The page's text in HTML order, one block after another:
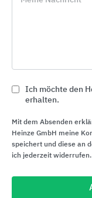
Wasserdampf
optimiert an die
so für ein
Maxit pluscalc-
überzeugen mit
Dauerhaftigkeit
maxit pluscalc-
Ich möchte den
erhalten.
Mit dem Absenden
Heinze GmbH meine
speichert und diese an
ich jederzeit